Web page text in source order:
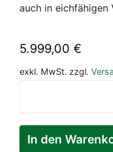
auch in eichfähigen
5.999,00 €
exkl. MwSt. zzgl.
Waage
RAUCH
TPWILK-
In den